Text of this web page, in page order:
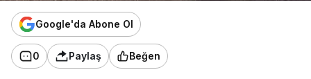
Google'da Abone Ol
0 Paylaş Beğen